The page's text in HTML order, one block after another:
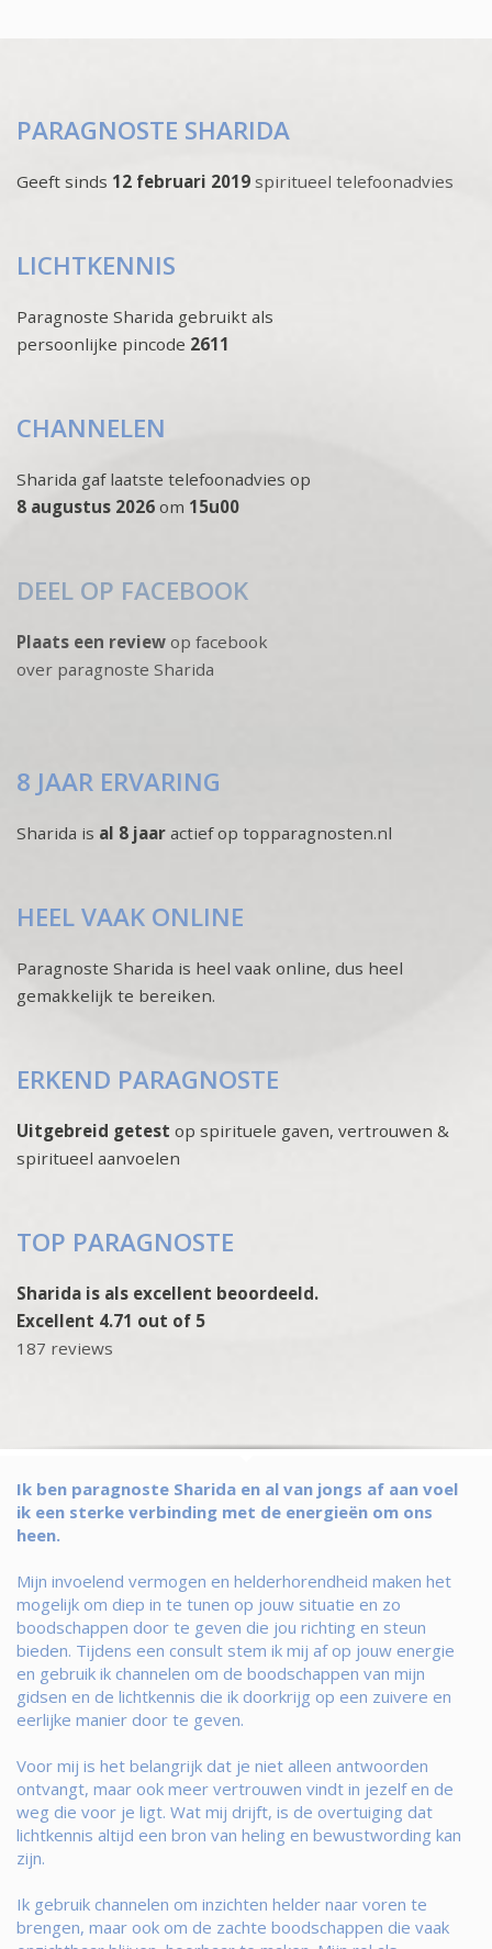
PARAGNOSTE SHARIDA
Geeft sinds 12 februari 2019 spiritueel telefoonadvies
LICHTKENNIS
Paragnoste Sharida gebruikt als
persoonlijke pincode 2611
CHANNELEN
Sharida gaf laatste telefoonadvies op
8 augustus 2026 om 15u00
DEEL OP FACEBOOK
Plaats een review op facebook
over paragnoste Sharida
8 JAAR ERVARING
Sharida is al 8 jaar actief op topparagnosten.nl
HEEL VAAK ONLINE
Paragnoste Sharida is heel vaak online, dus heel
gemakkelijk te bereiken.
ERKEND PARAGNOSTE
Uitgebreid getest op spirituele gaven, vertrouwen &
spiritueel aanvoelen
TOP PARAGNOSTE
Sharida is als excellent beoordeeld.
Excellent 4.71 out of 5
187 reviews
Ik ben paragnoste Sharida en al van jongs af aan voel
ik een sterke verbinding met de energieën om ons
heen.
Mijn invoelend vermogen en helderhorendheid maken het
mogelijk om diep in te tunen op jouw situatie en zo
boodschappen door te geven die jou richting en steun
bieden. Tijdens een consult stem ik mij af op jouw energie
en gebruik ik channelen om de boodschappen van mijn
gidsen en de lichtkennis die ik doorkrijg op een zuivere en
eerlijke manier door te geven.
Voor mij is het belangrijk dat je niet alleen antwoorden
ontvangt, maar ook meer vertrouwen vindt in jezelf en de
weg die voor je ligt. Wat mij drijft, is de overtuiging dat
lichtkennis altijd een bron van heling en bewustwording kan
zijn.
Ik gebruik channelen om inzichten helder naar voren te
brengen, maar ook om de zachte boodschappen die vaak